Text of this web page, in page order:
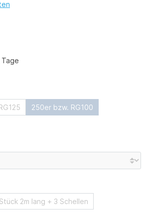
250er bzw. RG100
2m lang + 3 Schellen